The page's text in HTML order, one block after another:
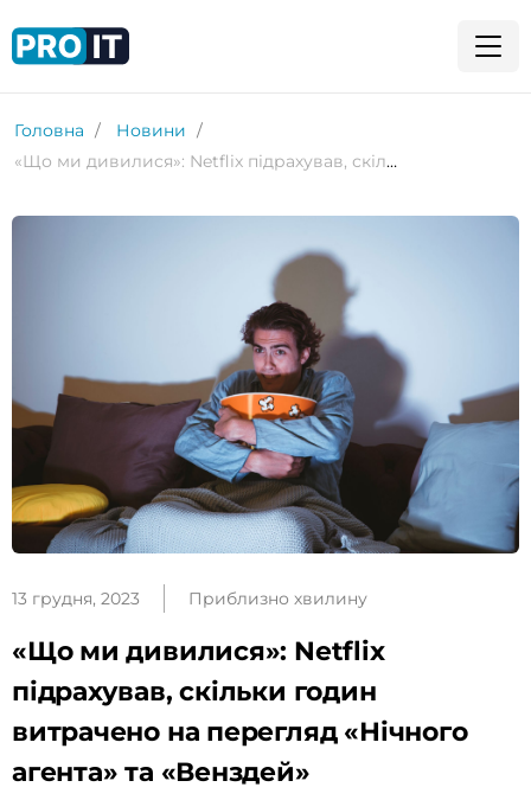
Головна
Новини
«Що ми дивилися»: Netflix підрахував, скільки годин витрачено на перегляд «Нічного агента» та «Венздей»
13 грудня, 2023 Приблизно хвилину
«Що ми дивилися»: Netflix
підрахував, скільки годин
витрачено на перегляд «Нічного
агента» та «Венздей»